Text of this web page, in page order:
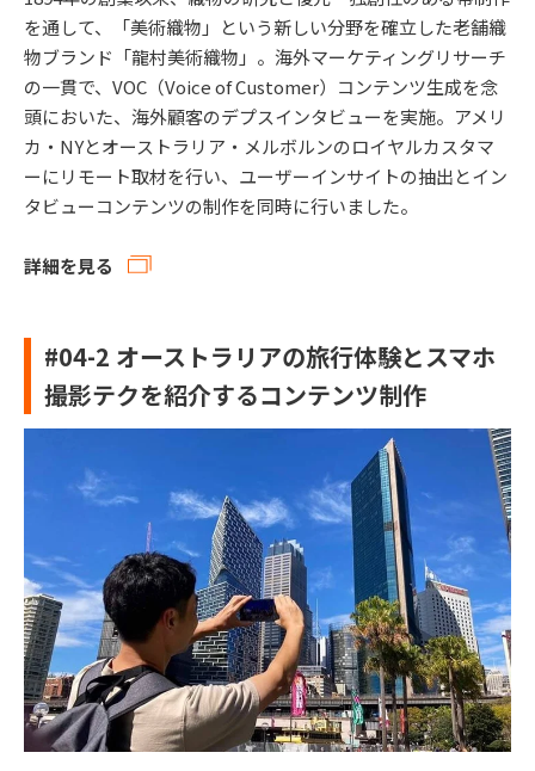
を通して、「美術織物」という新しい分野を確立した老舗織
物ブランド「龍村美術織物」。海外マーケティングリサーチ
の一貫で、VOC（Voice of Customer）コンテンツ生成を念
頭においた、海外顧客のデプスインタビューを実施。アメリ
カ・NYとオーストラリア・メルボルンのロイヤルカスタマ
ーにリモート取材を行い、ユーザーインサイトの抽出とイン
タビューコンテンツの制作を同時に行いました。
詳細を見る
#04-2 オーストラリアの旅行体験とスマホ
撮影テクを紹介するコンテンツ制作